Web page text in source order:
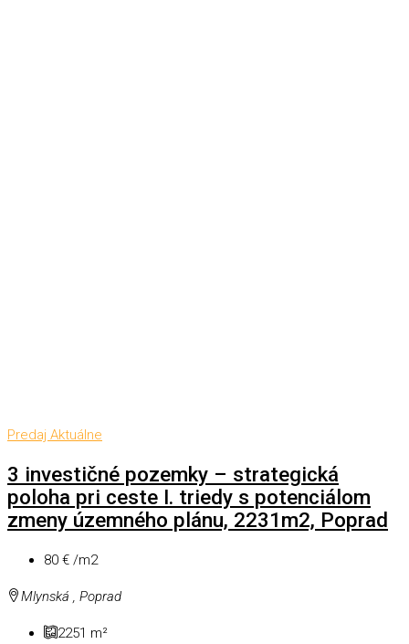
Predaj Aktuálne
3 investičné pozemky – strategická
poloha pri ceste I. triedy s potenciálom
zmeny územného plánu, 2231m2, Poprad
80 € /m2
Mlynská , Poprad
2251 m²